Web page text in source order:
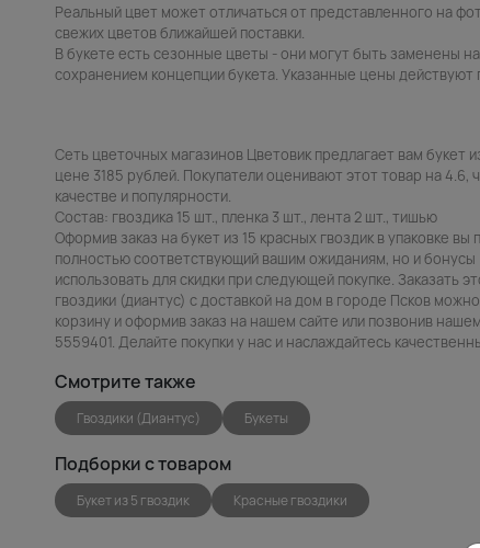
Реальный цвет может отличаться от представленного на
свежих цветов ближайшей поставки.
В букете есть сезонные цветы - они могут быть заменены
сохранением концепции букета. Указанные цены действуют
Сеть цветочных магазинов Цветовик предлагает вам букет
цене 3185 рублей. Покупатели оценивают этот товар на 4.6,
качестве и популярности.
Состав: гвоздика 15 шт., пленка 3 шт., лента 2 шт., тишью
Оформив заказ на букет из 15 красных гвоздик в упаковке вы
полностью соответствующий вашим ожиданиям, но и
использовать для скидки при следующей покупке. Заказать
гвоздики (диантус) с доставкой на дом в городе Псков
корзину и оформив заказ на нашем сайте или позвонив
5559401. Делайте покупки у нас и наслаждайтесь
Смотрите также
Гвоздики (Диантус) Букеты
Подборки с товаром
Букет из 5 гвоздик Красные гвоздики